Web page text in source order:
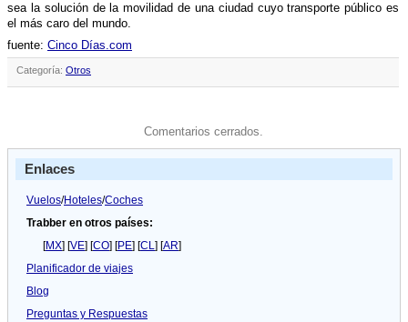
sea la solución de la movilidad de una ciudad cuyo transporte público es
el más caro del mundo.
fuente: Cinco Dí­as.com
Categoría: Otros
Comentarios cerrados.
Enlaces
Vuelos/Hoteles/Coches
Trabber en otros países:
[MX] [VE] [CO] [PE] [CL] [AR]
Planificador de viajes
Blog
Preguntas y Respuestas